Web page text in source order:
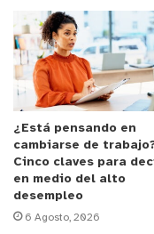
respecto al año
puntos más que
marcaron una
también
nacionales de
de cuarto
Matemáticas).
posiciona entre
país.
¿Está pensando en
cambiarse de
Cinco claves para
en medio del alto
desempleo
6 Agosto, 2026